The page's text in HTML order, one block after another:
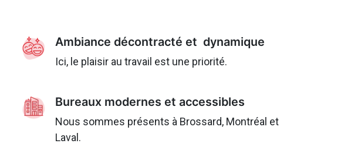
Ambiance décontracté et dynamique
Ici, le plaisir au travail est une priorité.
Bureaux modernes et accessibles
Nous sommes présents à Brossard, Montréal et
Laval.